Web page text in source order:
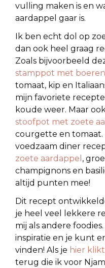
vulling maken is en
aardappel gaar is.
Ik ben echt dol op
dan ook heel graag
Zoals bijvoorbeeld
stamppot met
tomaat, kip en
mijn favoriete
koude weer. Maar
stoofpot met zoete
courgette en tomaat.
voedzaam diner
zoete aardappel ,
champignons en
altijd punten mee!
Dit recept
je heel veel lekkere
mij als andere
inspiratie en je kunt
vinden! Als je hier klikt
terug die ik voor